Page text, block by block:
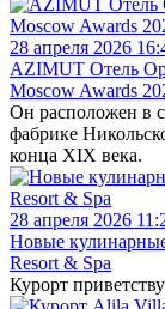
28 апреля 2026
AZIMUT Отель
Moscow Awards
Он расположен в
фабрике
конца XIX века.
28 апреля 2026
Новые
Resort & Spa
Курорт